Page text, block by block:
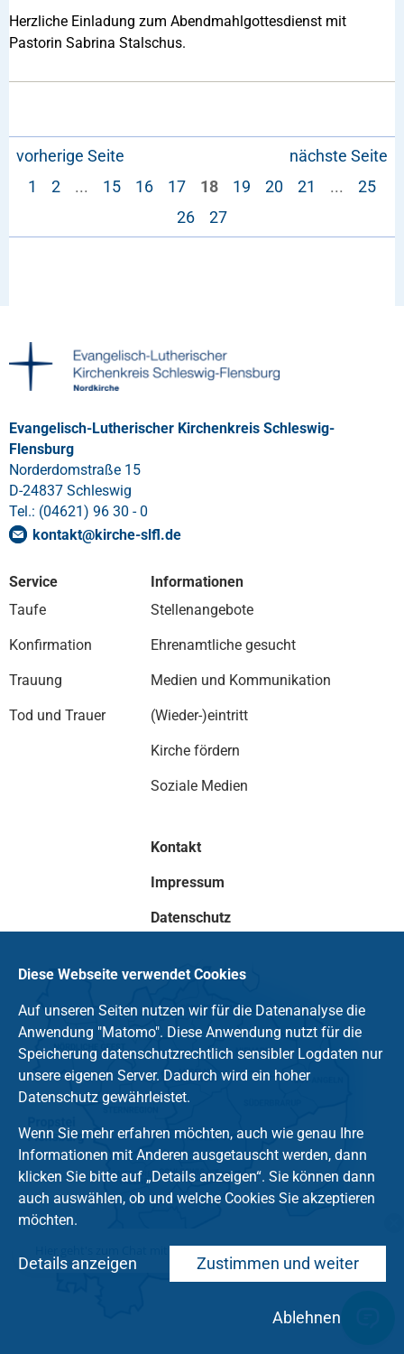
Herzliche Einladung zum Abendmahlgottesdienst mit
Pastorin Sabrina Stalschus.
vorherige Seite
1
2 ... 15 16 17 18 19 20 21 ...
25
26
27
nächste Seite
Evangelisch-Lutherischer Kirchenkreis Schleswig-
Flensburg
Norderdomstraße 15
D-24837 Schleswig
Tel.: (04621) 96 30 - 0
kontakt@kirche-slfl.de
Service
Taufe
Konfirmation
Trauung
Tod und Trauer
Informationen
Stellenangebote
Ehrenamtliche gesucht
Medien und Kommunikation
(Wieder-)eintritt
Kirche fördern
Soziale Medien
Kontakt
Impressum
Datenschutz
Diese Webseite verwendet Cookies
Auf unseren Seiten nutzen wir für die Datenanalyse die
Anwendung "Matomo". Diese Anwendung nutzt für die
Speicherung datenschutzrechtlich sensibler Logdaten nur
unsere eigenen Server. Dadurch wird ein hoher
Datenschutz gewährleistet.
Wenn Sie mehr erfahren möchten, auch wie genau Ihre
Informationen mit Anderen ausgetauscht werden, dann
klicken Sie bitte auf „Details anzeigen“. Sie können dann
auch auswählen, ob und welche Cookies Sie akzeptieren
möchten.
Zustimmen und weiter
Details anzeigen
Ablehnen
Hier geht's zum Chat mit dem Team des Kirchenkreises